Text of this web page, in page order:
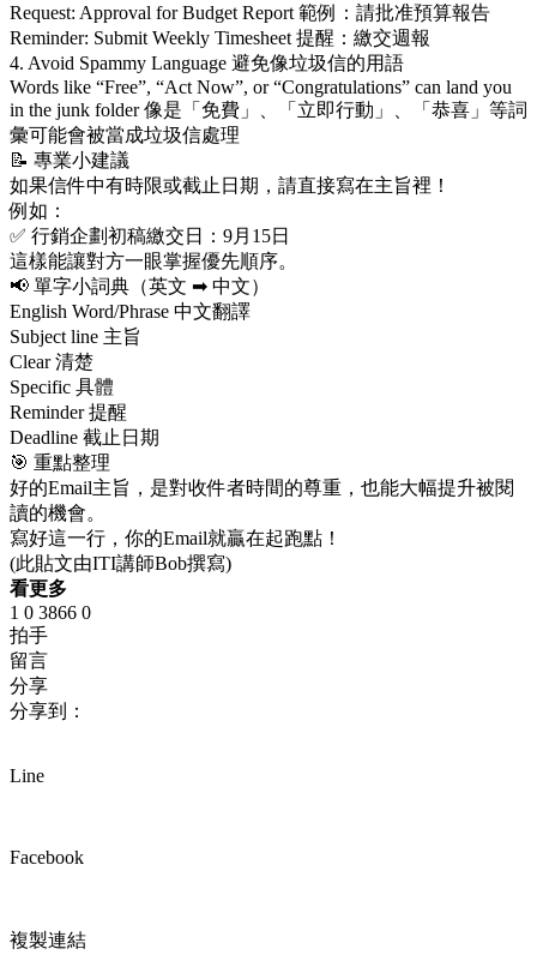
Request: Approval for Budget Report 範例：請批准預算報告
Reminder: Submit Weekly Timesheet 提醒：繳交週報
4. Avoid Spammy Language 避免像垃圾信的用語
Words like “Free”, “Act Now”, or “Congratulations” can land you
in the junk folder 像是「免費」、「立即行動」、「恭喜」等詞
彙可能會被當成垃圾信處理
📝 專業小建議
如果信件中有時限或截止日期，請直接寫在主旨裡！
例如：
✅ 行銷企劃初稿繳交日：9月15日
這樣能讓對方一眼掌握優先順序。
📢 單字小詞典（英文 ➡ 中文）
English Word/Phrase 中文翻譯
Subject line 主旨
Clear 清楚
Specific 具體
Reminder 提醒
Deadline 截止日期
🎯 重點整理
好的Email主旨，是對收件者時間的尊重，也能大幅提升被閱
讀的機會。
寫好這一行，你的Email就贏在起跑點！
(此貼文由ITI講師Bob撰寫)
看更多
1 0 3866 0
拍手
留言
分享
分享到：
Line
Facebook
複製連結